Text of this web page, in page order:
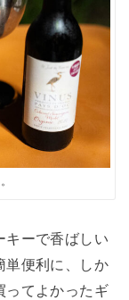
キーで香ばしい
単便利に、しか
ってよかったギ